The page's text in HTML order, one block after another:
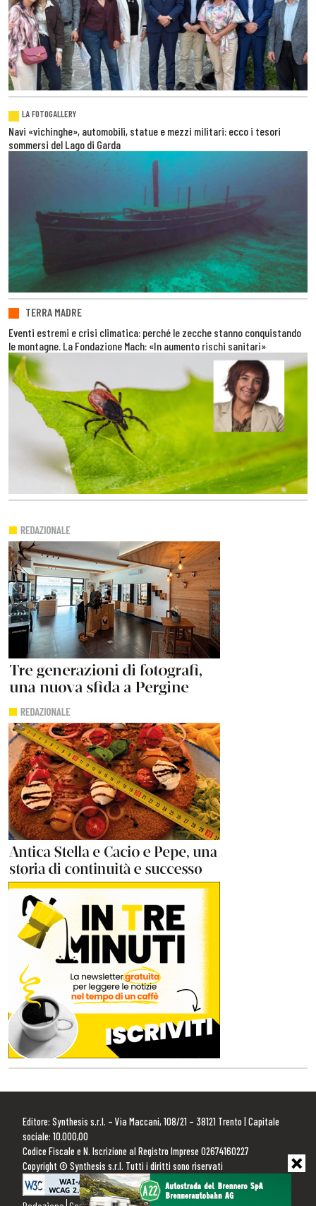
LA FOTOGALLERY
Navi «vichinghe», automobili, statue e mezzi militari: ecco i tesori
sommersi del Lago di Garda
TERRA MADRE
Eventi estremi e crisi climatica: perché le zecche stanno conquistando
le montagne. La Fondazione Mach: «In aumento rischi sanitari»
Editore: Synthesis s.r.l. – Via Maccani, 108/21 – 38121 Trento | Capitale
sociale: 10.000,00
Codice Fiscale e N. Iscrizione al Registro Imprese 02674160227
Copyright © Synthesis s.r.l. Tutti i diritti sono riservati